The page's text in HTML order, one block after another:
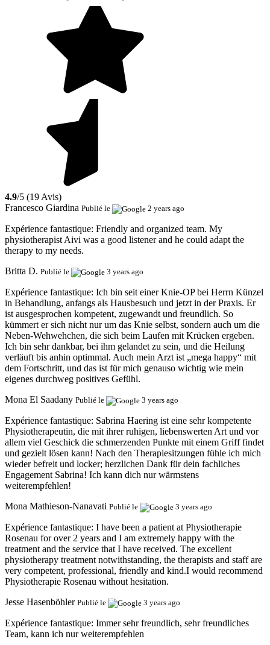
4.9/5 (19 Avis)
Francesco Giardina Publié le 2 years ago
Expérience fantastique: Friendly and organized team. My
physiotherapist Aivi was a good listener and he could adapt the
therapy to my needs.
Britta D. Publié le 3 years ago
Expérience fantastique: Ich bin seit einer Knie-OP bei Herrn Künzel
in Behandlung, anfangs als Hausbesuch und jetzt in der Praxis. Er
ist ausgesprochen kompetent, zugewandt und freundlich. So
kümmert er sich nicht nur um das Knie selbst, sondern auch um die
Neben-Wehwehchen, die sich beim Laufen mit Krücken ergeben.
Ich bin sehr dankbar, bei ihm gelandet zu sein, und die Heilung
verläuft bis anhin optimmal. Auch mein Arzt ist „mega happy“ mit
dem Fortschritt, und das ist für mich genauso wichtig wie mein
eigenes durchweg positives Gefühl.
Mona El Saadany Publié le 3 years ago
Expérience fantastique: Sabrina Haering ist eine sehr kompetente
Physiotherapeutin, die mit ihrer ruhigen, liebenswerten Art und vor
allem viel Geschick die schmerzenden Punkte mit einem Griff findet
und gezielt lösen kann! Nach den Therapiesitzungen fühle ich mich
wieder befreit und locker; herzlichen Dank für dein fachliches
Engagement Sabrina! Ich kann dich nur wärmstens
weiterempfehlen!
Mona Mathieson-Nanavati Publié le 3 years ago
Expérience fantastique: I have been a patient at Physiotherapie
Rosenau for over 2 years and I am extremely happy with the
treatment and the service that I have received. The excellent
physiotherapy treatment notwithstanding, the therapists and staff are
very competent, professional, friendly and kind.I would recommend
Physiotherapie Rosenau without hesitation.
Jesse Hasenböhler Publié le 3 years ago
Expérience fantastique: Immer sehr freundlich, sehr freundliches
Team, kann ich nur weiterempfehlen